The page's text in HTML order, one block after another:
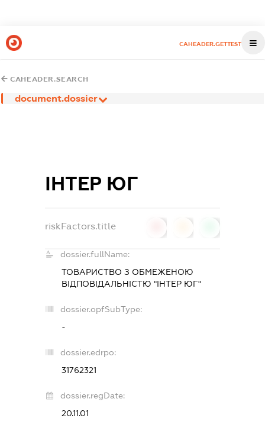
CAHEADER.GETTEST
CAHEADER.SEARCH
document.dossier
ІНТЕР ЮГ
riskFactors.title
dossier.fullName:
ТОВАРИСТВО З ОБМЕЖЕНОЮ
ВІДПОВІДАЛЬНІСТЮ "ІНТЕР ЮГ"
dossier.opfSubType:
-
dossier.edrpo:
31762321
dossier.regDate:
20.11.01